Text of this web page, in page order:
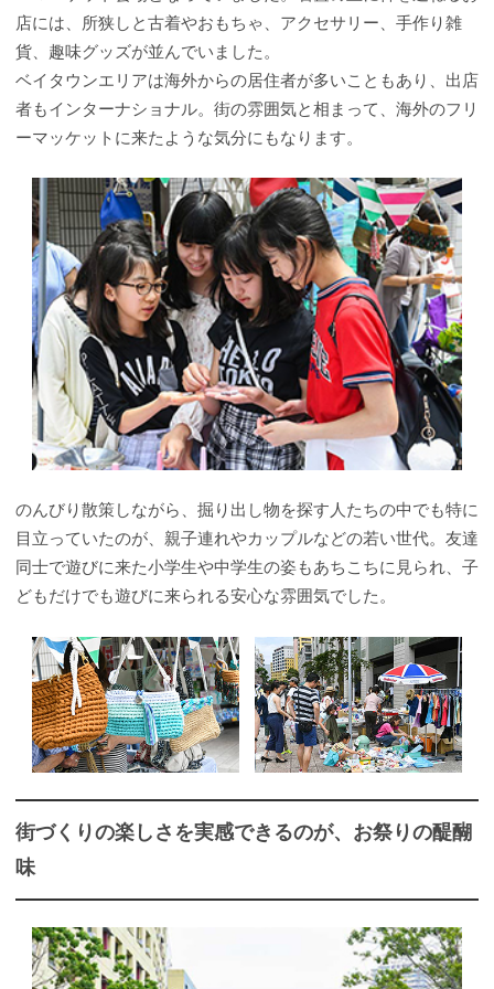
店には、所狭しと古着やおもちゃ、アクセサリー、手作り雑
貨、趣味グッズが並んでいました。
ベイタウンエリアは海外からの居住者が多いこともあり、出店
者もインターナショナル。街の雰囲気と相まって、海外のフリ
ーマッケットに来たような気分にもなります。
のんびり散策しながら、掘り出し物を探す人たちの中でも特に
目立っていたのが、親子連れやカップルなどの若い世代。友達
同士で遊びに来た小学生や中学生の姿もあちこちに見られ、子
どもだけでも遊びに来られる安心な雰囲気でした。
街づくりの楽しさを実感できるのが、お祭りの醍醐
味